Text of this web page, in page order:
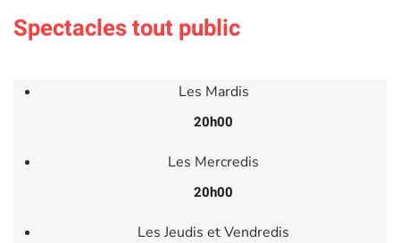
Spectacles tout public
Les Mardis
20h00
Les Mercredis
20h00
Les Jeudis et Vendredis